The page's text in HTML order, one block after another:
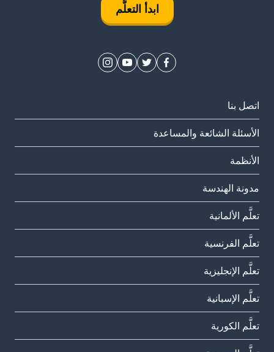
ابدأ التعلُّم
اتصل بنا
الأسئلة الشائعة والمساعدة
الأنظمة
مدونة الهندسة
تعلَّم الألمانية
تعلَّم الفرنسية
تعلَّم الإنجليزية
تعلَّم الإسبانية
تعلَّم الكورية